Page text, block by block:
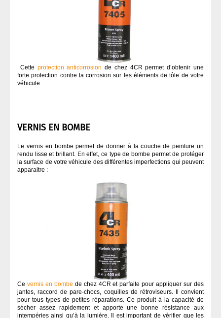
Cette protection anticorrosion de chez 4CR permet d’obtenir une
forte protection contre la corrosion sur les éléments de tôle de votre
véhicule
VERNIS EN BOMBE
Le vernis en bombe permet de donner à la couche de peinture un
rendu lisse et brillant. En effet, ce type de bombe permet de protéger
la surface de votre véhicule des différentes imperfections qui peuvent
apparaitre :
Ce vernis en bombe de chez 4CR et parfaite pour appliquer sur des
jantes, raccord de pare-chocs, coquilles de rétroviseurs. Il convient
pour tous types de petites réparations. Ce produit à la capacité de
sécher assez rapidement et apporte une bonne résistance aux
intempéries ainsi qu’à la lumière. Il est important de vérifier que les